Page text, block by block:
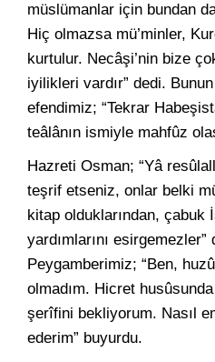
müslümanlar için bundan
Hiç olmazsa mü’minler,
kurtulur. Necâşi’nin bize
iyilikleri vardır” dedi.
efendimiz; “Tekrar
teâlânın ismiyle mahfûz
Hazreti Osman; “Yâ
teşrif etseniz, onlar belki
kitap olduklarından, çabuk
yardımlarını
Peygamberimiz; “Ben,
olmadım. Hicret
şerîfini bekliyorum. Nasıl
ederim” buyurdu.